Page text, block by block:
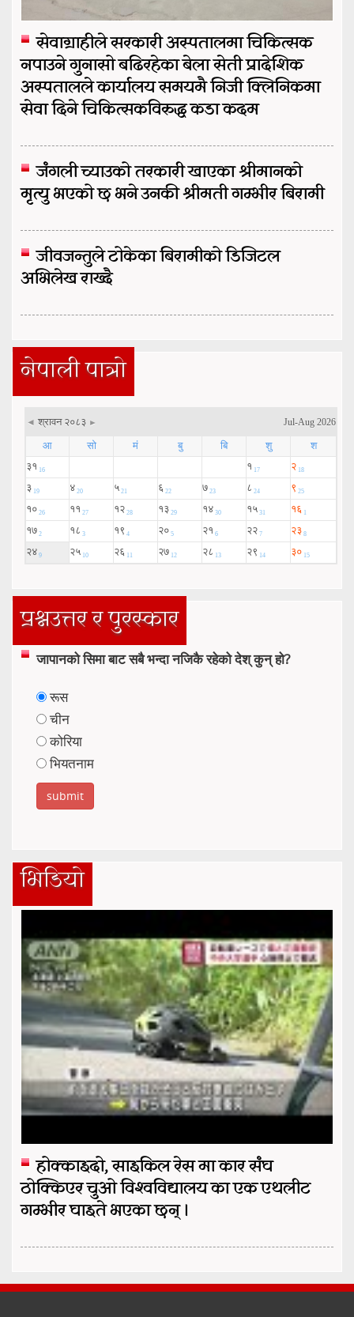
सेवाग्राहीले सरकारी अस्पतालमा चिकित्सक
नपाउने गुनासो बढिरहेका बेला सेती प्रादेशिक
अस्पतालले कार्यालय समयमै निजी क्लिनिकमा
सेवा दिने चिकित्सकविरुद्ध कडा कदम
जंगली च्याउको तरकारी खाएका श्रीमानको
मृत्यु भएको छ भने उनकी श्रीमती गम्भीर बिरामी
जीवजन्तुले टोकेका बिरामीको डिजिटल
अभिलेख राख्दै
नेपाली पात्रो
प्रश्नउत्तर र पुरस्कार
जापानको सिमा बाट सबै भन्दा नजिकै रहेको देश् कुन् हो?
रूस
चीन
कोरिया
भियतनाम
भिडियो
होक्काइदो, साइकिल रेस मा कार संघ
ठोक्किएर चुओ विश्वविद्यालय का एक एथलीट
गम्भीर घाइते भएका छन् ।